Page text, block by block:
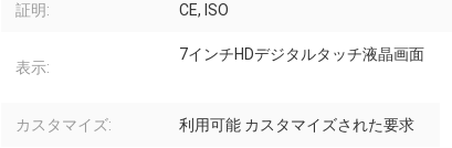
証明: CE, ISO
表示:
7インチHDデジタルタッチ液晶画面
カスタマイズ: 利用可能 カスタマイズされた要求